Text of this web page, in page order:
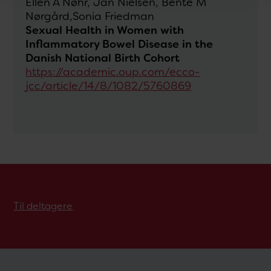
Nørgård,Sonia Friedman
Sexual Health in Women with
Inflammatory Bowel Disease in the
Danish National Birth Cohort
https://academic.oup.com/ecco-
jcc/article/14/8/1082/5760869
Til deltagere